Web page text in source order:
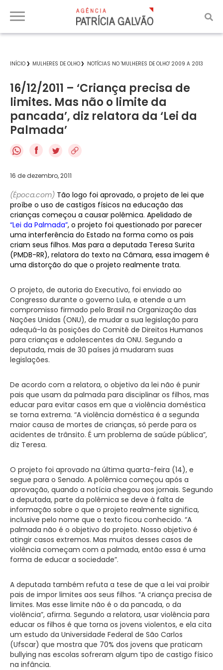
INÍCIO MULHERES DE OLHO NOTÍCIAS NO 'MULHERES DE OLHO' 2009 A 2013
16/12/2011 – ‘Criança precisa de
limites. Mas não o limite da
pancada’, diz relatora da ‘Lei da
Palmada’
f
16 de dezembro, 2011
(Época.com) Tão logo foi aprovado, o projeto de lei que
proíbe o uso de castigos físicos na educação das
crianças começou a causar polêmica. Apelidado de
“Lei da Palmada”, o projeto foi questionado por parecer
uma interferência do Estado na forma como os pais
criam seus filhos. Mas para a deputada Teresa Surita
(PMDB-RR), relatora do texto na Câmara, essa imagem é
uma distorção do que o projeto realmente trata.
O projeto, de autoria do Executivo, foi enviado ao
Congresso durante o governo Lula, e atende a um
compromisso firmado pelo Brasil na Organização das
Nações Unidas (ONU), de mudar a sua legislação para
adequá-la às posições do Comitê de Direitos Humanos
para crianças e adolescentes da ONU. Segundo a
deputada, mais de 30 países já mudaram suas
legislações.
De acordo com a relatora, o objetivo da lei não é punir
pais que usam da palmada para disciplinar os filhos, mas
educar para evitar casos em que a violência doméstica
se torna extrema. “A violência doméstica é a segunda
maior causa de mortes de crianças, só perde para os
acidentes de trânsito. É um problema de saúde pública”,
diz Teresa.
O projeto foi aprovado na última quarta-feira (14), e
segue para o Senado. A polêmica começou após a
aprovação, quando a notícia chegou aos jornais. Segundo
a deputada, parte da polêmica se deve à falta de
informação sobre o que o projeto realmente significa,
inclusive pelo nome que o texto ficou conhecido. “A
palmada não é o objetivo do projeto. Nosso objetivo é
atingir casos extremos. Mas muitos desses casos de
violência começam com a palmada, então essa é uma
forma de educar a sociedade”.
A deputada também refuta a tese de que a lei vai proibir
pais de impor limites aos seus filhos. “A criança precisa de
limites. Mas esse limite não é o da pancada, o da
violência”, afirma. Segundo a relatora, usar violência para
educar os filhos é que torna os jovens violentos, e ela cita
um estudo da Universidade Federal de São Carlos
(Ufscar) que mostra que 70% dos jovens que praticam
bullying nas escolas sofreram algum tipo de castigo físico
na infância.